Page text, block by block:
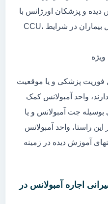
و پزشکان اورژانس با
تجربه و دانش روز، امکان انتقال بیماران در شرایط CCU،
ویژه
فوریت پزشکی و یا موقعیت
واحد آمبولانس کمک
جت آمبولانس و یا
راستا، واحد آمبولانس
آموزش دیده در زمینه
اجاره آمبولانس در